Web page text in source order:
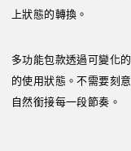
上狀態的轉換。
多功能包款透過可變化
的使用狀態。不需要刻
自然銜接每一段節奏。